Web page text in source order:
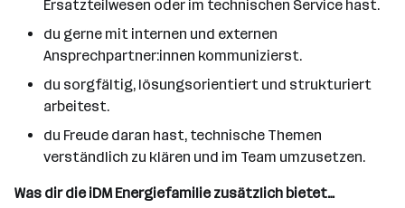
Ersatzteilwesen oder im technischen Service hast.
du gerne mit internen und externen
Ansprechpartner:innen kommunizierst.
du sorgfältig, lösungsorientiert und strukturiert
arbeitest.
du Freude daran hast, technische Themen
verständlich zu klären und im Team umzusetzen.
Was dir die iDM Energiefamilie zusätzlich bietet…